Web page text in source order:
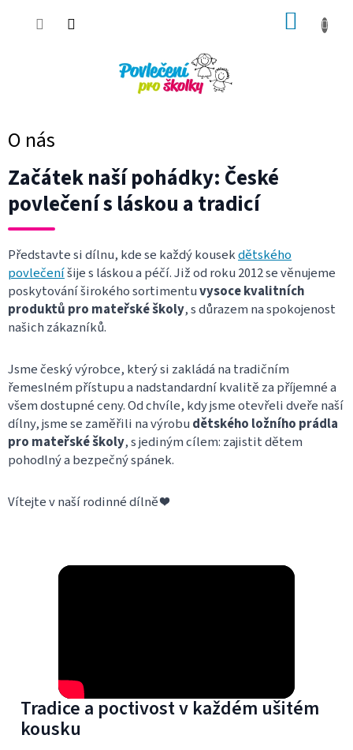
O nás
Začátek naší pohádky: České
povlečení s láskou a tradicí
Představte si dílnu, kde se každý kousekdětského
povlečeníšije s láskou a péčí. Již od roku 2012 se věnujeme
poskytování širokého sortimentuvysoce kvalitních
produktů pro mateřské školy, s důrazem na spokojenost
našich zákazníků.
Jsme český výrobce, který si zakládá na tradičním
řemeslném přístupu a nadstandardní kvalitě za příjemné a
všem dostupné ceny. Od chvíle, kdy jsme otevřeli dveře naší
dílny, jsme se zaměřili na výrobu dětského ložního prádla
pro mateřské školy, s jediným cílem: zajistit dětem
pohodlný a bezpečný spánek.
Vítejte v naší rodinné dílně ❤️
Tradice a poctivost v každém ušitém
kousku